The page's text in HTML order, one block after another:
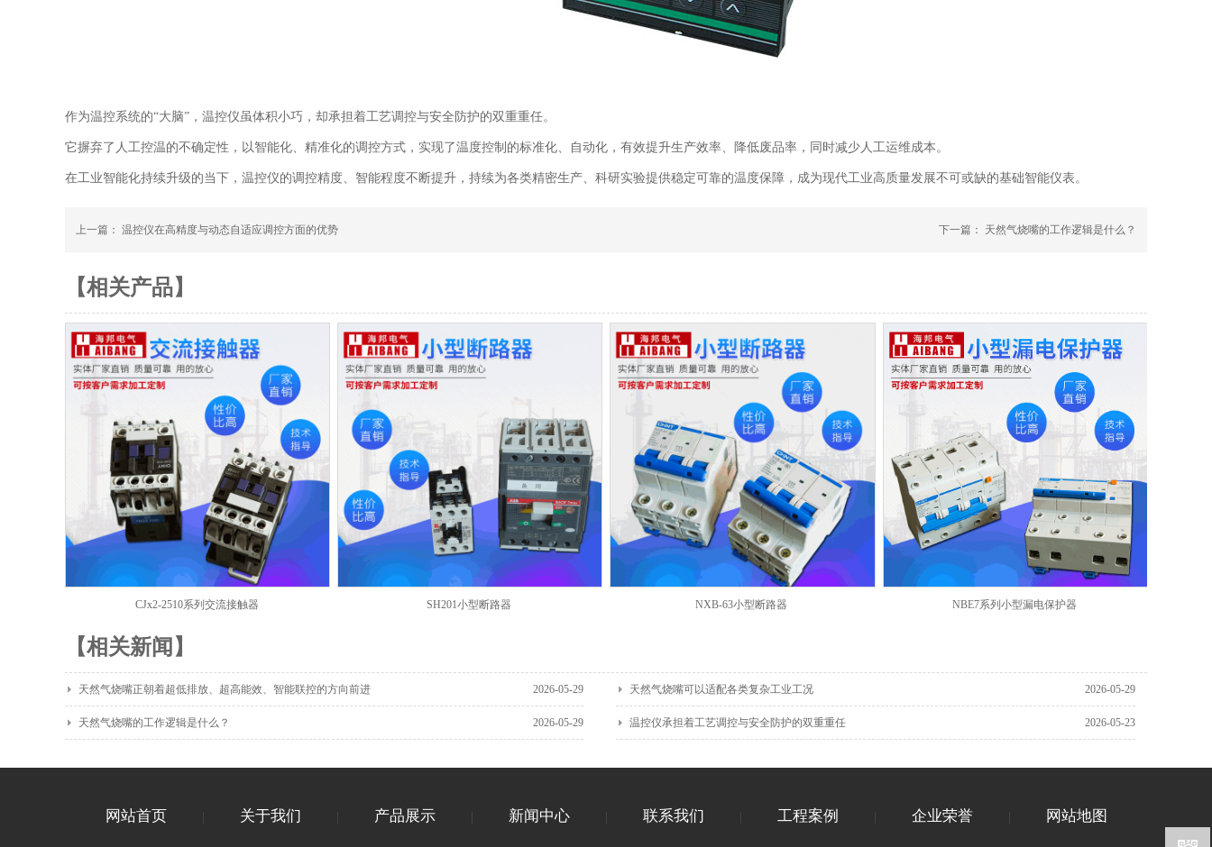
作为温控系统的“大脑”，温控仪虽体积小巧，却承担着工艺调控与安全防护的双重重任。
它摒弃了人工控温的不确定性，以智能化、精准化的调控方式，实现了温度控制的标准化、自动化，有效提升生产效率、降低废品率，同时减少人工运维成本。
在工业智能化持续升级的当下，温控仪的调控精度、智能程度不断提升，持续为各类精密生产、科研实验提供稳定可靠的温度保障，成为现代工业高质量发展不可或缺的基础智能仪表。
上一篇： 温控仪在高精度与动态自适应调控方面的优势 下一篇： 天然气烧嘴的工作逻辑是什么？
【相关产品】
CJx2-2510系列交流接触器 SH201小型断路器 NXB-63小型断路器 NBE7系列小型漏电保护器
【相关新闻】
天然气烧嘴正朝着超低排放、超高能效、智能联控的方向前进 2026-05-29 天然气烧嘴可以适配各类复杂工业工况 2026-05-29
天然气烧嘴的工作逻辑是什么？ 2026-05-29 温控仪承担着工艺调控与安全防护的双重重任 2026-05-23
网站首页 关于我们 产品展示 新闻中心 联系我们 工程案例 企业荣誉 网站地图